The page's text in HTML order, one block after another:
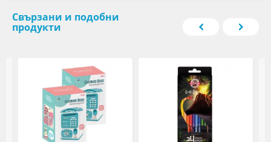
Свързани и подобни
продукти